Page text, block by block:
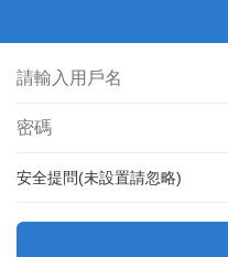
安全提問(未設置請忽略)